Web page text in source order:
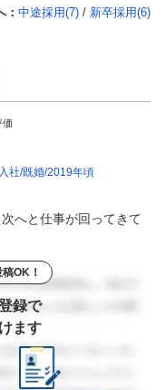
： 中途採用(7) / 新卒採用(6)
価
社 既婚 2019年頃
へと仕事が回ってきて
OK！
録で
ます